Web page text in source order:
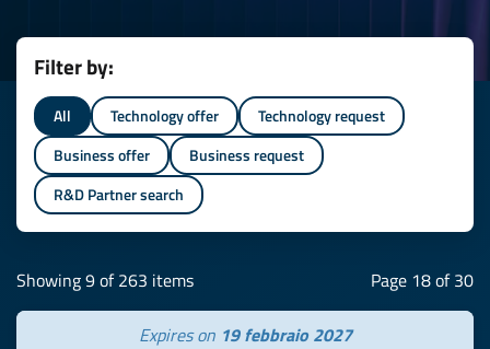
Filter by:
All Technology offer
Technology request
Business offer
Business request
R&D Partner search
Showing 9 of 263 items Page 18 of 30
Expires on 19 febbraio 2027